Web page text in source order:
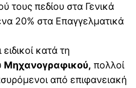
τους πεδίου στα Γενικά
20% στα Επαγγελματικά
κατά τη
Μηχανογραφικού, πολλοί
από επιφανειακή